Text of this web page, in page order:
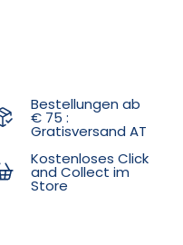
Bestellungen ab
€ 75 :
Gratisversand AT
Kostenloses Click
and Collect im
Store